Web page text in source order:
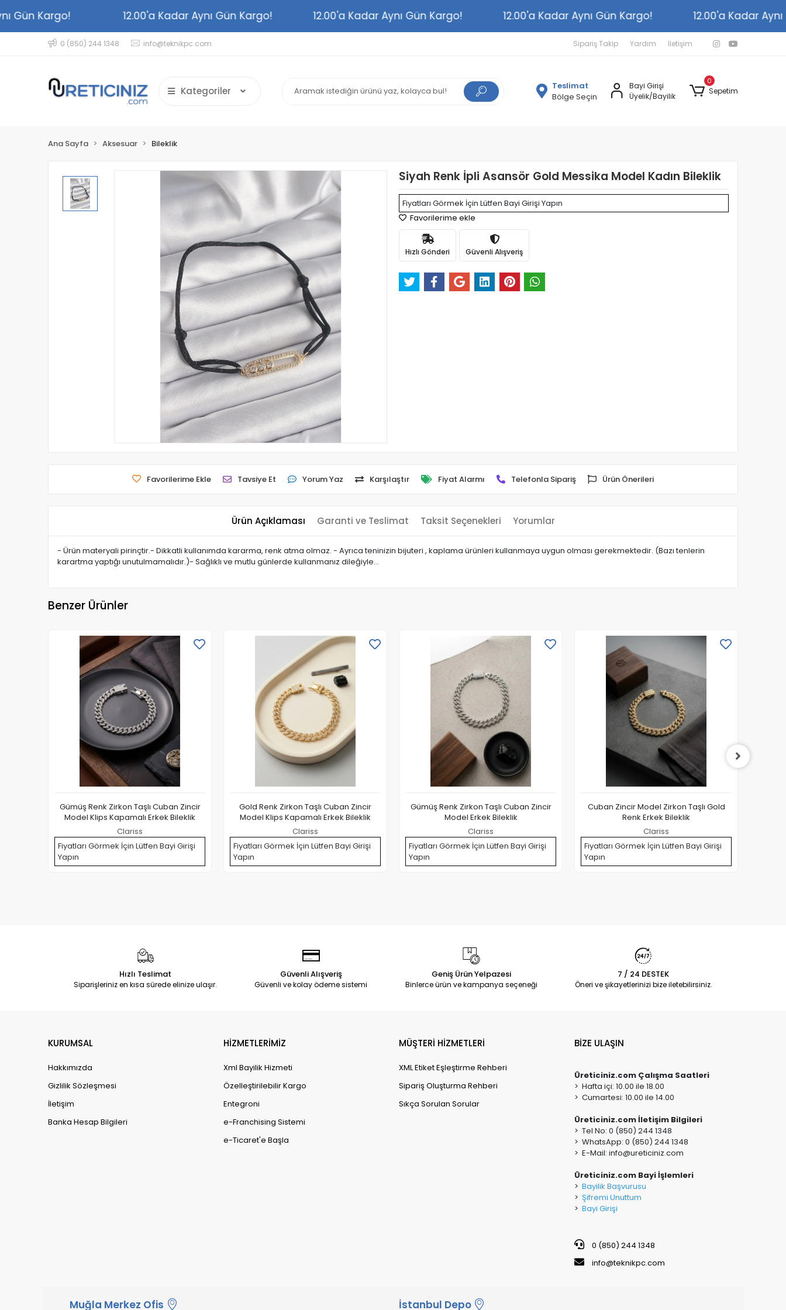
Gün Kargo! 12.00'a Kadar Aynı Gün Kargo! 12.00'a Kadar Aynı Gün Kargo! 12.00'a Kadar Aynı Gün Kargo! 12.00'a Kadar
0 (850) 244 1348 info@teknikpc.com Sipariş Takip Yardım İletişim
Kategoriler
Teslimat
Bölge Seçin
Bayi Girişi
Üyelik/Bayilik
0
Sepetim
Ana Sayfa Aksesuar Bileklik
Siyah Renk İpli Asansör Gold Messika Model Kadın Bileklik
Fiyatları Görmek İçin Lütfen Bayi Girişi Yapın
Favorilerime ekle
Hızlı Gönderi Güvenli Alışveriş
Favorilerime Ekle Tavsiye Et Yorum Yaz Karşılaştır Fiyat Alarmı Telefonla Sipariş Ürün Önerileri
Ürün Açıklaması Garanti ve Teslimat Taksit Seçenekleri Yorumlar
- Ürün materyali pirinçtir.- Dikkatli kullanımda kararma, renk atma olmaz. - Ayrıca teninizin bijuteri , kaplama ürünleri kullanmaya uygun olması gerekmektedir. (Bazı tenlerin
karartma yaptığı unutulmamalıdır.)- Sağlıklı ve mutlu günlerde kullanmanız dileğiyle…
Benzer Ürünler
Gümüş Renk Zirkon Taşlı Cuban Zincir
Model Klips Kapamalı Erkek Bileklik
Clariss
Fiyatları Görmek İçin Lütfen Bayi Girişi
Yapın
Gold Renk Zirkon Taşlı Cuban Zincir
Model Klips Kapamalı Erkek Bileklik
Clariss
Fiyatları Görmek İçin Lütfen Bayi Girişi
Yapın
Gümüş Renk Zirkon Taşlı Cuban Zincir
Model Erkek Bileklik
Clariss
Fiyatları Görmek İçin Lütfen Bayi Girişi
Yapın
Cuban Zincir Model Zirkon Taşlı Gold
Renk Erkek Bileklik
Clariss
Fiyatları Görmek İçin Lütfen Bayi Girişi
Yapın
Hızlı Teslimat
Siparişleriniz en kısa sürede elinize ulaşır.
Güvenli Alışveriş
Güvenli ve kolay ödeme sistemi
Geniş Ürün Yelpazesi
Binlerce ürün ve kampanya seçeneği
7 / 24 DESTEK
Öneri ve şikayetlerinizi bize iletebilirsiniz.
KURUMSAL
Hakkımızda
Gizlilik Sözleşmesi
İletişim
Banka Hesap Bilgileri
HİZMETLERİMİZ
Xml Bayilik Hizmeti
Özelleştirilebilir Kargo
Entegroni
e-Franchising Sistemi
e-Ticaret'e Başla
MÜŞTERİ HİZMETLERİ
XML Etiket Eşleştirme Rehberi
Sipariş Oluşturma Rehberi
Sıkça Sorulan Sorular
BİZE ULAŞIN
Üreticiniz.com Çalışma Saatleri
> Hafta içi: 10.00 ile 18.00
> Cumartesi: 10.00 ile 14.00
Üreticiniz.com İletişim Bilgileri
> Tel No: 0 (850) 244 1348
> WhatsApp: 0 (850) 244 1348
> E-Mail: info@ureticiniz.com
Üreticiniz.com Bayi İşlemleri
> Bayilik Başvurusu
> Şifremi Unuttum
> Bayi Girişi
0 (850) 244 1348
info@teknikpc.com
Muğla Merkez Ofis İstanbul Depo